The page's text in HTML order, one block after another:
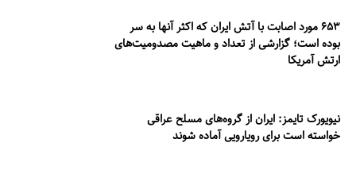
۶۵۳ مورد اصابت با آتش ایران که اکثر آنها به سر
بوده است؛ گزارشی از تعداد و ماهیت مصدومیت‌های
ارتش آمریکا
نیویورک تایمز: ایران از گروه‌های مسلح عراقی
خواسته است برای رویارویی آماده شوند